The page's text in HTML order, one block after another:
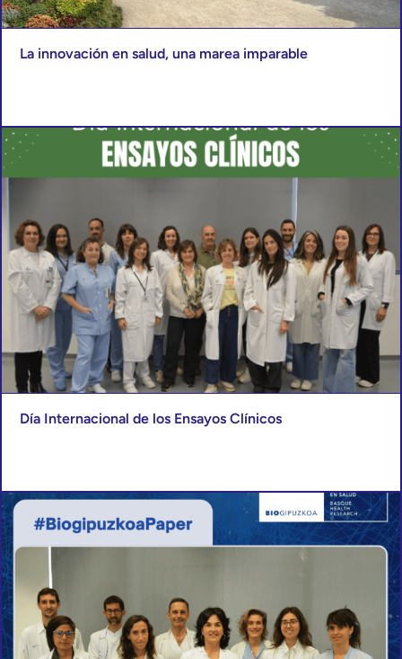
La innovación en salud, una marea imparable
Día Internacional de los Ensayos Clínicos